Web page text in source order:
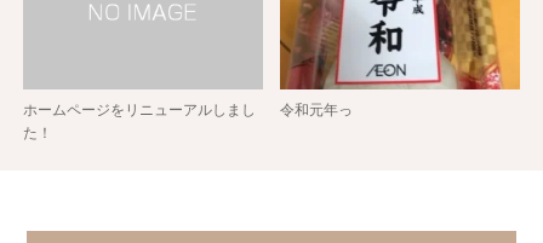
ホームページをリニューアルしまし
た！
令和元年っ